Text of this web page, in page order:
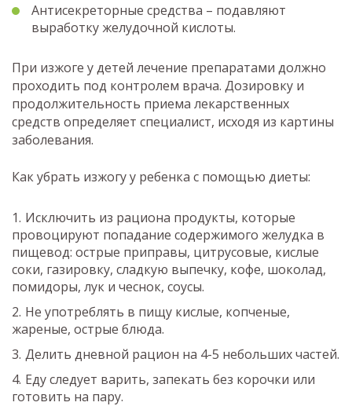
Антисекреторные средства – подавляют
выработку желудочной кислоты.
При изжоге у детей лечение препаратами должно
проходить под контролем врача. Дозировку и
продолжительность приема лекарственных
средств определяет специалист, исходя из картины
заболевания.
Как убрать изжогу у ребенка с помощью диеты:
Исключить из рациона продукты, которые
провоцируют попадание содержимого желудка в
пищевод: острые приправы, цитрусовые, кислые
соки, газировку, сладкую выпечку, кофе, шоколад,
помидоры, лук и чеснок, соусы.
Не употреблять в пищу кислые, копченые,
жареные, острые блюда.
Делить дневной рацион на 4-5 небольших частей.
Еду следует варить, запекать без корочки или
готовить на пару.